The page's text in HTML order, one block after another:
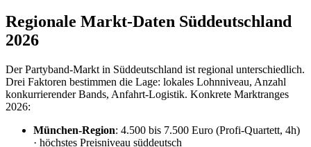
Regionale Markt-Daten Süddeutschland
2026
Der Partyband-Markt in Süddeutschland ist regional unterschiedlich.
Drei Faktoren bestimmen die Lage: lokales Lohnniveau, Anzahl
konkurrierender Bands, Anfahrt-Logistik. Konkrete Marktranges
2026:
München-Region: 4.500 bis 7.500 Euro (Profi-Quartett, 4h)
· höchstes Preisniveau süddeutsch